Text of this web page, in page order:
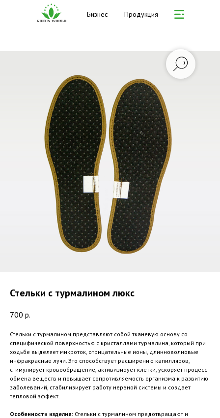
Бизнес Продукция
Стельки с турмалином люкс
700 р.
Стельки с турмалином представляют собой тканевую основу со
специфической поверхностью с кристаллами турмалина, который при
ходьбе выделяет микроток, отрицательные ионы, длинноволновые
инфракрасные лучи. Это способствует расширению капилляров,
стимулирует кровообращение, активизирует клетки, ускоряет процесс
обмена веществ и повышает сопротивляемость организма к развитию
заболеваний, стабилизирует работу нервной системы и создает
тепловой эффект.
Особенности изделия: Стельки с турмалином предотвращают и